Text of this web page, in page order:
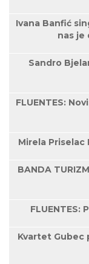
Ivana Banfić
nas je
Sandro
FLUENTES:
Mirela Priselac
BANDA
FLUENTES:
Kvartet Gubec